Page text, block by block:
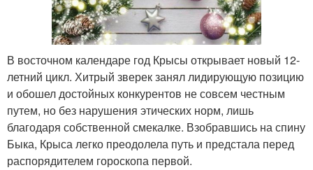
В восточном календаре год Крысы открывает новый 12-
летний цикл. Хитрый зверек занял лидирующую позицию
и обошел достойных конкурентов не совсем честным
путем, но без нарушения этических норм, лишь
благодаря собственной смекалке. Взобравшись на спину
Быка, Крыса легко преодолела путь и предстала перед
распорядителем гороскопа первой.